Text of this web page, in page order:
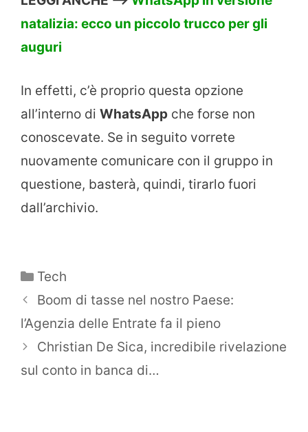
natalizia: ecco un piccolo trucco per gli
auguri
In effetti, c’è proprio questa opzione
all’interno di WhatsApp che forse non
conoscevate. Se in seguito vorrete
nuovamente comunicare con il gruppo in
questione, basterà, quindi, tirarlo fuori
dall’archivio.
Categorie
Tech
Boom di tasse nel nostro Paese:
l’Agenzia delle Entrate fa il pieno
Christian De Sica, incredibile rivelazione
sul conto in banca di…